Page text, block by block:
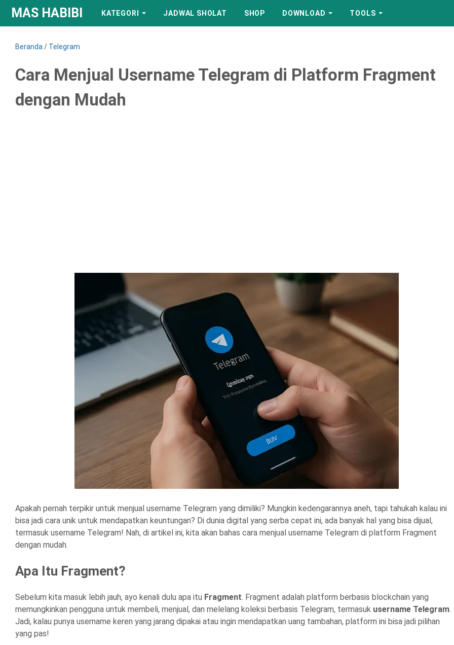
MAS HABIBI KATEGORI JADWAL SHOLAT SHOP DOWNLOAD TOOLS
Beranda / Telegram
Cara Menjual Username Telegram di Platform Fragment
dengan Mudah
Apakah pernah terpikir untuk menjual username Telegram yang dimiliki? Mungkin kedengarannya aneh, tapi tahukah kalau ini
bisa jadi cara unik untuk mendapatkan keuntungan? Di dunia digital yang serba cepat ini, ada banyak hal yang bisa dijual,
termasuk username Telegram! Nah, di artikel ini, kita akan bahas cara menjual username Telegram di platform Fragment
dengan mudah.
Apa Itu Fragment?
Sebelum kita masuk lebih jauh, ayo kenali dulu apa itu Fragment. Fragment adalah platform berbasis blockchain yang
memungkinkan pengguna untuk membeli, menjual, dan melelang koleksi berbasis Telegram, termasuk username Telegram.
Jadi, kalau punya username keren yang jarang dipakai atau ingin mendapatkan uang tambahan, platform ini bisa jadi pilihan
yang pas!